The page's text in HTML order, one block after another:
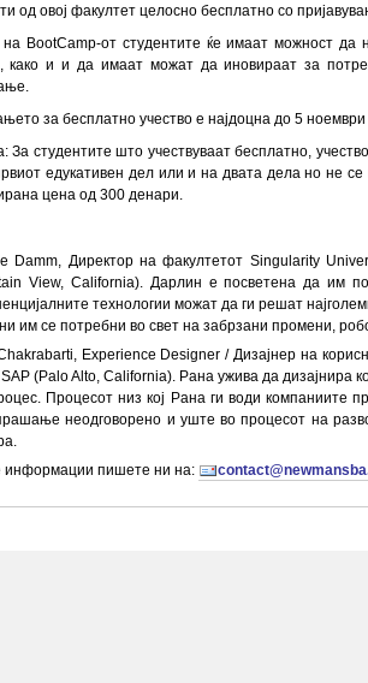
од овој факултет целосно бесплатно со
BootCamp-от студентите ќе имаат можност да
како и и да имаат можат да иновираат за
за бесплатно учество е најдоцна до 5
За студентите што учествуваат бесплатно,
едукативен дел или и на двата дела но не
цена од 300 денари.
Damm, Директор на факултетот Singularity
View, California). Дарлин е посветена да им
технологии можат да ги решат
им се потребни во свет на забрзани промени,
Experience Designer / Дизајнер на
SAP (Palo Alto, California). Рана ужива да дизајнира
Процесот низ кој Рана ги води компаниите
неодговорено и уште во процесот на
информации пишете ни на: